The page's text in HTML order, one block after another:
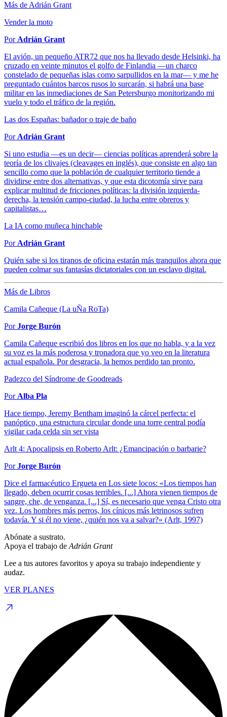
Más de Adrián Grant
Vender la moto
Por Adrián Grant
El avión, un pequeño ATR72 que nos ha llevado desde Helsinki, ha
cruzado en veinte minutos el golfo de Finlandia —un charco
constelado de pequeñas islas como sarpullidos en la mar— y me he
preguntado cuántos barcos rusos lo surcarán, si habrá una base
militar en las inmediaciones de San Petersburgo monitorizando mi
vuelo y todo el tráfico de la región.
Las dos Españas: bañador o traje de baño
Por Adrián Grant
Si uno estudia —es un decir— ciencias políticas aprenderá sobre la
teoría de los clivajes (cleavages en inglés), que consiste en algo tan
sencillo como que la población de cualquier territorio tiende a
dividirse entre dos alternativas, y que esta dicotomía sirve para
explicar multitud de fricciones políticas: la división izquierda-
derecha, la tensión campo-ciudad, la lucha entre obreros y
capitalistas…
La IA como muñeca hinchable
Por Adrián Grant
Quién sabe si los tiranos de oficina estarán más tranquilos ahora que
pueden colmar sus fantasías dictatoriales con un esclavo digital.
Más de Libros
Camila Cañeque (La uÑa RoTa)
PorJorge Burón
Camila Cañeque escribió dos libros en los que no habla, y a la vez
su voz es la más poderosa y tronadora que yo veo en la literatura
actual española. Por desgracia, la hemos perdido tan pronto.
Padezco del Síndrome de Goodreads
Por Alba Pla
Hace tiempo, Jeremy Bentham imaginó la cárcel perfecta: el
panóptico, una estructura circular donde una torre central podía
vigilar cada celda sin ser vista
Arlt 4: Apocalipsis en Roberto Arlt: ¿Emancipación o barbarie?
PorJorge Burón
Dice el farmacéutico Ergueta en Los siete locos: «Los tiempos han
llegado, deben ocurrir cosas terribles. [...] Ahora vienen tiempos de
sangre, che, de venganza. [...] Sí, es necesario que venga Cristo otra
vez. Los hombres más perros, los cínicos más letrinosos sufren
todavía. Y si él no viene, ¿quién nos va a salvar?» (Arlt, 1997)
Abónate a sustrato.
Apoya el trabajo de Adrián Grant
Lee a tus autores favoritos y apoya su trabajo independiente y
audaz.
VER PLANES